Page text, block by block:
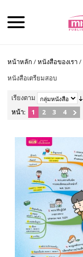
หน้าหลัก /หนังสือของเรา /
หนังสือเตรียมสอบ
เรียงตาม
หน้า:
1 2 3 4